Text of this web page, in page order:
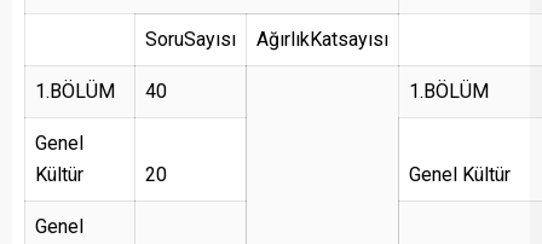
SoruSayısı AğırlıkKatsayısı
1.BÖLÜM 40 1.BÖLÜM
Genel
Kültür
20 Genel Kültür
Genel